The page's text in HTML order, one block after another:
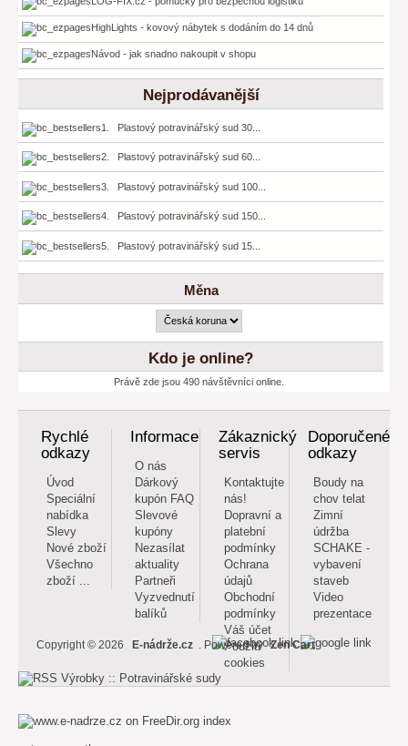
HighLights - kovový nábytek s dodáním do 14 dnů
Návod - jak snadno nakoupit v shopu
Nejprodávanější
1. Plastový potravinářský sud 30...
2. Plastový potravinářský sud 60...
3. Plastový potravinářský sud 100...
4. Plastový potravinářský sud 150...
5. Plastový potravinářský sud 15...
Měna
Kdo je online?
Právě zde jsou 490 návštěvníci online.
Rychlé
odkazy
Úvod
Speciální
nabídka
Slevy
Nové zboží
Všechno
zboží ...
Informace
O nás
Dárkový
kupón FAQ
Slevové
kupóny
Nezasílat
aktuality
Partneři
Vyzvednutí
balíků
Zákaznický
servis
Kontaktujte
nás!
Dopravní a
platební
podmínky
Ochrana
údajů
Obchodní
podmínky
Váš účet
Použití
cookies
Doporučené
odkazy
Boudy na
chov telat
Zimní
údržba
SCHAKE -
vybavení
staveb
Video
prezentace
Copyright © 2026 E-nádrže.cz . Powered by Zen Cart
index